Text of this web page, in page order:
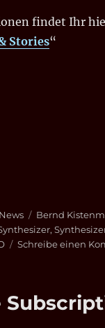
findet Ihr
Stories“
Kategorien
News Schlagwörter
Bernd
,
Schreibe einen